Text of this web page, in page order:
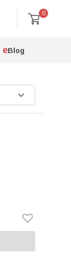
0
eBlog